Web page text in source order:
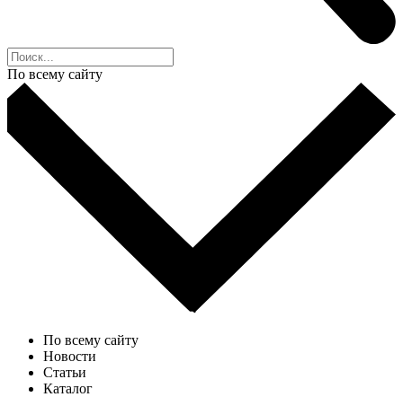
По всему сайту
По всему сайту
Новости
Статьи
Каталог